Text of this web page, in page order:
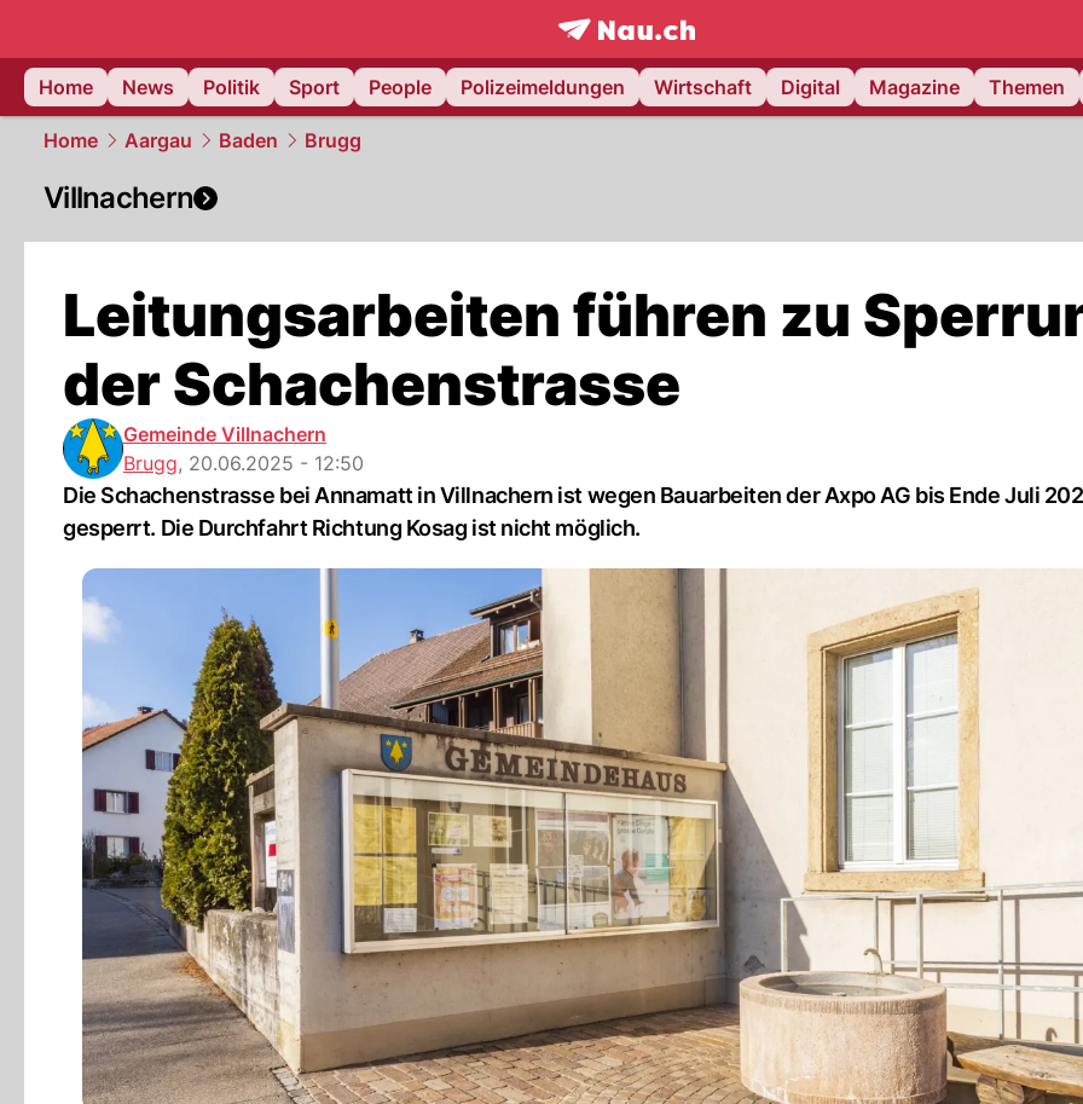
frontpage.NAU.ch
Home
News Politik Sport People Polizeimeldungen Wirtschaft Digital Magazine Themen
Home Aargau Baden Brugg
Villnachern
Leitungsarbeiten führen zu
der Schachenstrasse
Gemeinde Villnachern
Brugg, 20.06.2025 - 12:50
Die Schachenstrasse bei Annamatt in Villnachern ist wegen Bauarbeiten der Axpo AG bis Ende Juli
gesperrt. Die Durchfahrt Richtung Kosag ist nicht möglich.